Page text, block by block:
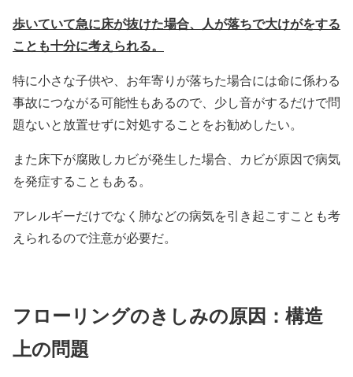
歩いていて急に床が抜けた場合、人が落ちで大けがをする
ことも十分に考えられる。
特に小さな子供や、お年寄りが落ちた場合には命に係わる
事故につながる可能性もあるので、少し音がするだけで問
題ないと放置せずに対処することをお勧めしたい。
また床下が腐敗しカビが発生した場合、カビが原因で病気
を発症することもある。
アレルギーだけでなく肺などの病気を引き起こすことも考
えられるので注意が必要だ。
フローリングのきしみの原因：構造
上の問題